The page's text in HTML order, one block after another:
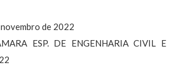
de 2022
ESP. DE ENGENHARIA CIVIL E